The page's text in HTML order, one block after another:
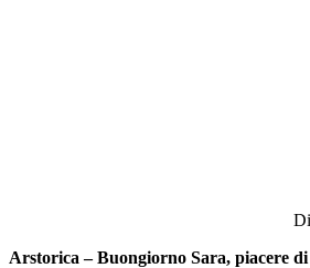
Arstorica – Buongiorno Sara, piacere